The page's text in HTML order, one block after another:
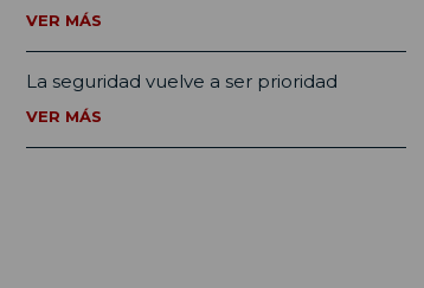
VER MÁS
La seguridad vuelve a ser prioridad
VER MÁS